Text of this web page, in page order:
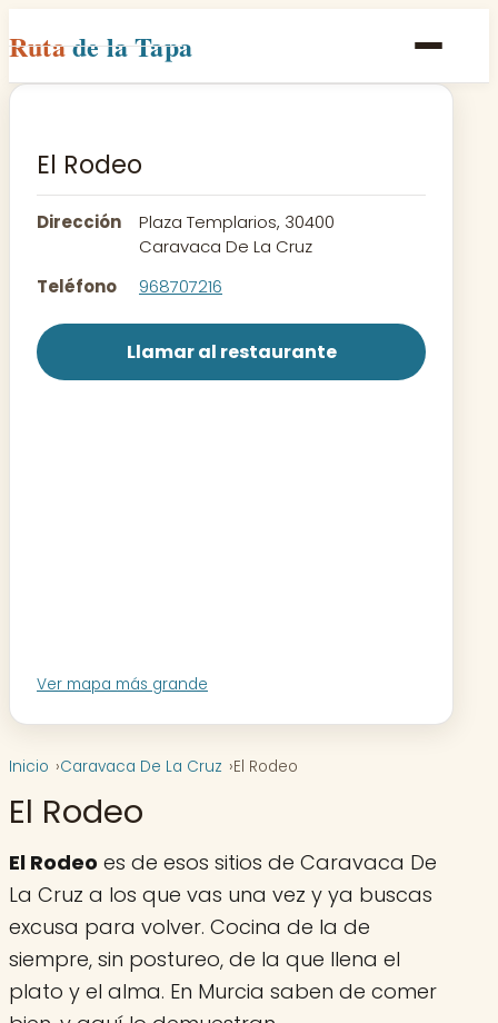
Rutade la Tapa
Inicio
Rutas
Contacto
El Rodeo
Dirección
Plaza Templarios, 30400
Caravaca De La Cruz
Teléfono
968707216
Llamar al restaurante
Ver mapa más grande
Inicio Caravaca De La Cruz El Rodeo
El Rodeo
El Rodeo es de esos sitios de Caravaca De
La Cruz a los que vas una vez y ya buscas
excusa para volver. Cocina de la de
siempre, sin postureo, de la que llena el
plato y el alma. En Murcia saben de comer